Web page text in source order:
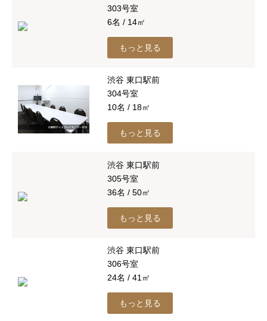
303号室
6名 / 14㎡
もっと見る
渋谷 東口駅前
304号室
10名 / 18㎡
もっと見る
渋谷 東口駅前
305号室
36名 / 50㎡
もっと見る
渋谷 東口駅前
306号室
24名 / 41㎡
もっと見る